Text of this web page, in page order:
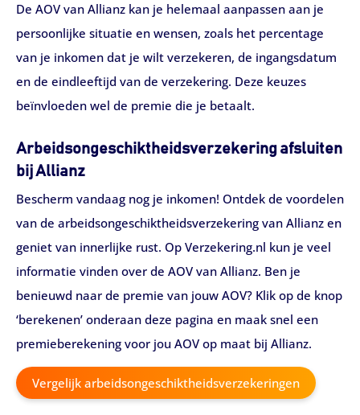
De AOV van Allianz kan je helemaal aanpassen aan je
persoonlijke situatie en wensen, zoals het percentage
van je inkomen dat je wilt verzekeren, de ingangsdatum
en de eindleeftijd van de verzekering. Deze keuzes
beïnvloeden wel de premie die je betaalt.
Arbeidsongeschiktheidsverzekering afsluiten
bij Allianz
Bescherm vandaag nog je inkomen! Ontdek de voordelen
van de arbeidsongeschiktheidsverzekering van Allianz en
geniet van innerlijke rust. Op Verzekering.nl kun je veel
informatie vinden over de AOV van Allianz. Ben je
benieuwd naar de premie van jouw AOV? Klik op de knop
‘berekenen’ onderaan deze pagina en maak snel een
premieberekening voor jou AOV op maat bij Allianz.
Vergelijk arbeidsongeschiktheidsverzekeringen